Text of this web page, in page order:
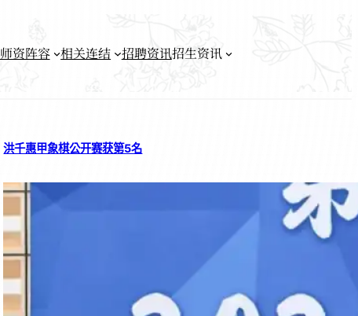
师资阵容 相关连结 招聘资讯招生资讯
洪千惠甲象棋公开赛获第5名